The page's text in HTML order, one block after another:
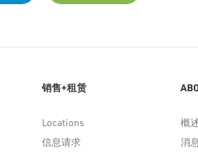
销售+租赁
Locations
信息请求
概
消